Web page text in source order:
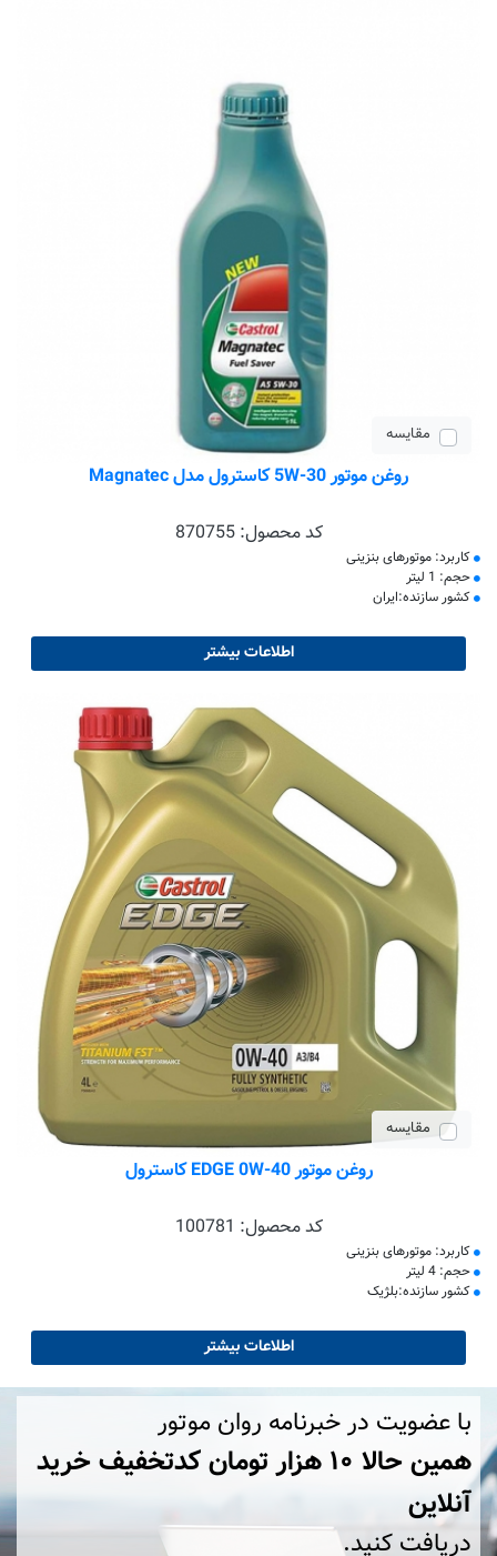
مقایسه
روغن موتور 5W-30 کاسترول مدل Magnatec
کد محصول:870755
کاربرد: موتورهای بنزینی
حجم: 1 لیتر
کشور سازنده:ایران
اطلاعات بیشتر
مقایسه
روغن موتور EDGE 0W-40 کاسترول
کد محصول: 100781
کاربرد: موتورهای بنزینی
حجم: 4 لیتر
کشور سازنده:بلژیک
اطلاعات بیشتر
با عضویت در خبرنامه روان موتور
همین حالا ۱۰ هزار تومان کد‌تخفیف خرید
آنلاین
دریافت کنید.